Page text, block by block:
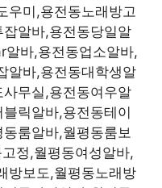
우미,용전동노래방고
알바,용전동당일알
바,용전동업소알바,
알바,용전동대학생알
무실,용전동여우알
릭알바,용전동테이
룸알바,월평동룸보
정,월평동여성알바,
방보도,월평동노래방